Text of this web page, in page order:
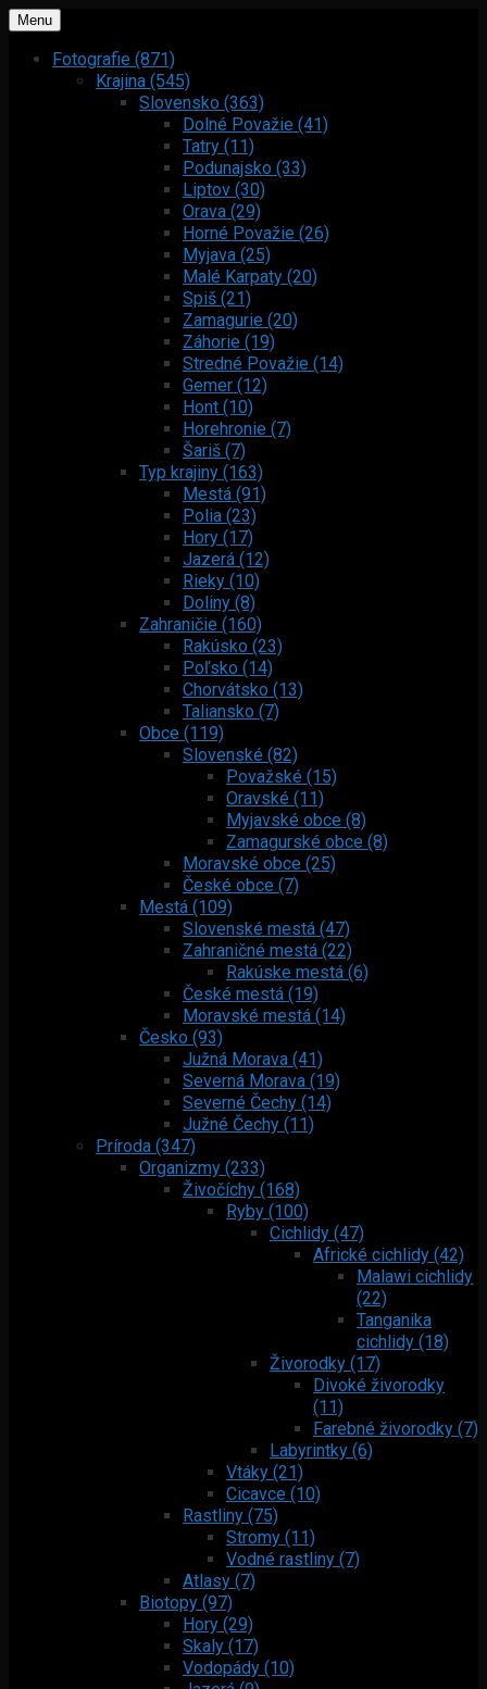
Menu
Fotografie (871)
Krajina (545)
Slovensko (363)
Dolné Považie (41)
Tatry (11)
Podunajsko (33)
Liptov (30)
Orava (29)
Horné Považie (26)
Myjava (25)
Malé Karpaty (20)
Spiš (21)
Zamagurie (20)
Záhorie (19)
Stredné Považie (14)
Gemer (12)
Hont (10)
Horehronie (7)
Šariš (7)
Typ krajiny (163)
Mestá (91)
Polia (23)
Hory (17)
Jazerá (12)
Rieky (10)
Doliny (8)
Zahraničie (160)
Rakúsko (23)
Poľsko (14)
Chorvátsko (13)
Taliansko (7)
Obce (119)
Slovenské (82)
Považské (15)
Oravské (11)
Myjavské obce (8)
Zamagurské obce (8)
Moravské obce (25)
České obce (7)
Mestá (109)
Slovenské mestá (47)
Zahraničné mestá (22)
Rakúske mestá (6)
České mestá (19)
Moravské mestá (14)
Česko (93)
Južná Morava (41)
Severná Morava (19)
Severné Čechy (14)
Južné Čechy (11)
Príroda (347)
Organizmy (233)
Živočíchy (168)
Ryby (100)
Cichlidy (47)
Africké cichlidy (42)
Malawi cichlidy
(22)
Tanganika
cichlidy (18)
Živorodky (17)
Divoké živorodky
(11)
Farebné živorodky (7)
Labyrintky (6)
Vtáky (21)
Cicavce (10)
Rastliny (75)
Stromy (11)
Vodné rastliny (7)
Atlasy (7)
Biotopy (97)
Hory (29)
Skaly (17)
Vodopády (10)